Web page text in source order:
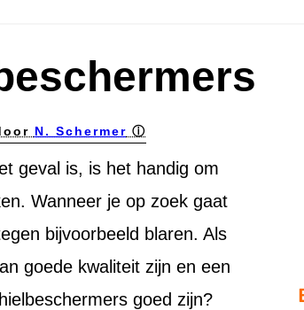
N. Schermer ⓘ
geval is, is het handig om
Wanneer je op zoek gaat
bijvoorbeeld blaren. Als
goede kwaliteit zijn en een
goed zijn?